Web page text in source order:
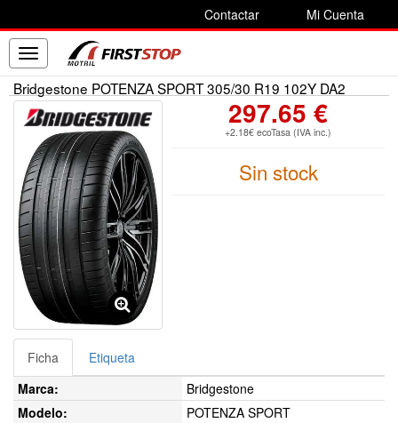
Contactar Mi Cuenta
Toggle
navigation
Bridgestone POTENZA SPORT 305/30 R19 102Y DA2
297.65 €
+2.18€ ecoTasa (IVA inc.)
Sin stock
Ficha
Etiqueta
Marca:
Bridgestone
Modelo:
POTENZA SPORT